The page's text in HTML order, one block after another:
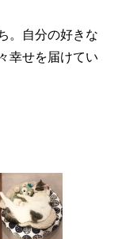
。自分の好きな
幸せを届けてい